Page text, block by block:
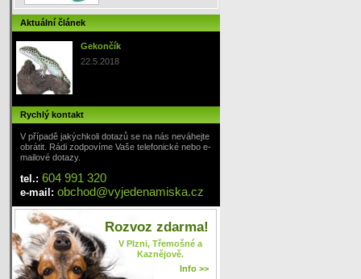
Aktuální článek
Gekončík
22.5.2018
Rychlý kontakt
V případě jakýchkoli dotazů se na nás neváhejte
obrátit. Rádi zodpovíme Vaše telefonické nebo e-
mailové dotazy.
tel.: 604 991 320
e-mail: obchod@vyjedenamiska.cz
Rozvoz zdarma!
V Plzni, Třemošné a
Kaznějově.
Info >>